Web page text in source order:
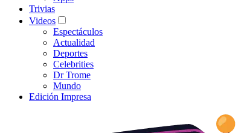
Trivias
Videos
Espectáculos
Actualidad
Deportes
Celebrities
Dr Trome
Mundo
Edición Impresa